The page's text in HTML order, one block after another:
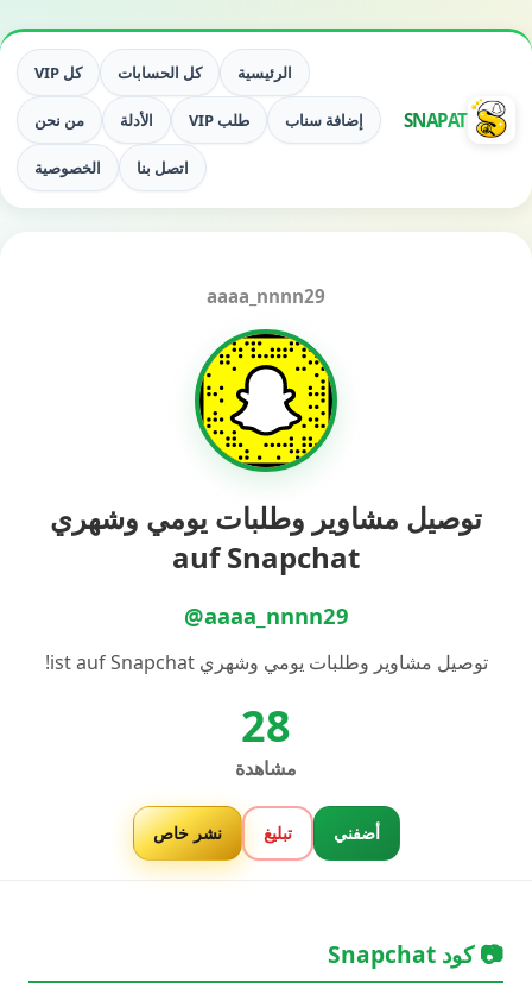
SNAPAT
الرئيسية كل الحسابات كل VIP
إضافة سناب طلب VIP الأدلة من نحن
اتصل بنا الخصوصية
aaaa_nnnn29
توصيل مشاوير وطلبات يومي وشهري
auf Snapchat
@aaaa_nnnn29
توصيل مشاوير وطلبات يومي وشهري ist auf Snapchat!
28
مشاهدة
أضفني تبليغ نشر خاص
📷 كود Snapchat